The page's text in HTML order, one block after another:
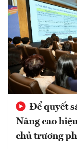
Để quyết
Nâng cao
chủ trương